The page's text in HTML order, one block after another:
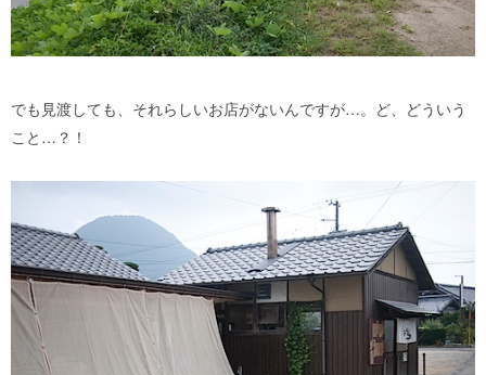
でも見渡しても、それらしいお店がないんですが…。ど、どういう
こと…？！